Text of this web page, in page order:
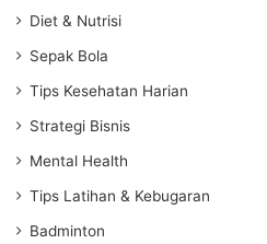
Diet & Nutrisi
Sepak Bola
Tips Kesehatan Harian
Strategi Bisnis
Mental Health
Tips Latihan & Kebugaran
Badminton